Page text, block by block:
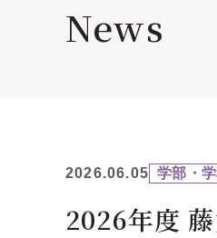
大学院の教育目的
花川キャンパス無料ス
３Dパノラマビュー
News
2026.06.05 学部・
2026年度